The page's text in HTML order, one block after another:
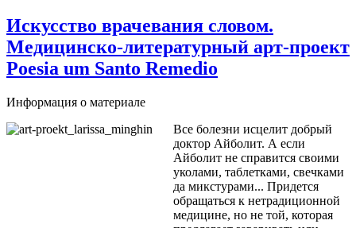
Искусство врачевания словом.
Медицинско-литературный арт-проект
Poesia um Santo Remedio
Информация о материале
Все болезни исцелит добрый
доктор Айболит. А если
Айболит не справится своими
уколами, таблетками, свечками
да микстурами... Придется
обращаться к нетрадиционной
медицине, но не той, которая